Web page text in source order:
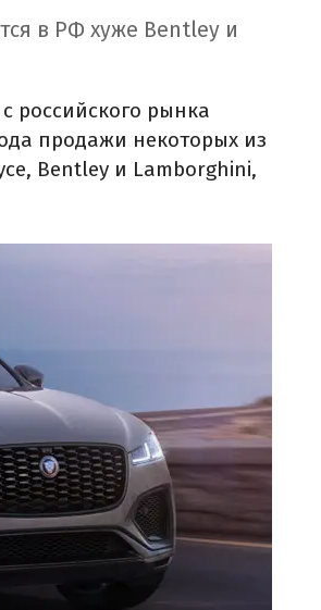
в РФ хуже Bentley и
российского рынка
продажи некоторых из
Bentley и Lamborghini,